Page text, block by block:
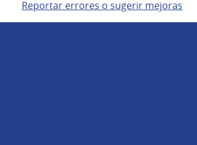
Reportar errores o sugerir mejoras